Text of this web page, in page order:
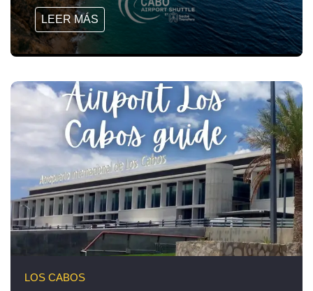
LEER MÁS
LOS CABOS